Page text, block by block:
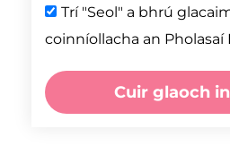
Trí "Seol" a bhrú
coinníollacha an
Cuir glaoch